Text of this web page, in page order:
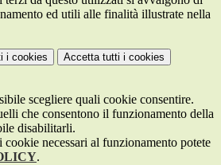
ed utili alle finalità illustrate nella
i cookies Accetta tutti i cookies
scegliere quali cookie consentire.
che consentono il funzionamento della
disabilitarli.
cookie necessari al funzionamento potete
.